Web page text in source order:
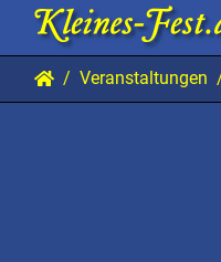
Veranstaltungen